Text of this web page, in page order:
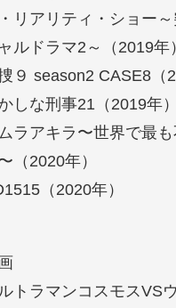
リアリティ・ショー
ルドラマ2～（2019年）
９ season2 CASE8（
しな刑事21（2019年）
ラアキラ〜世界で最
（2020年）
（2020年）
トラマンコスモスVS